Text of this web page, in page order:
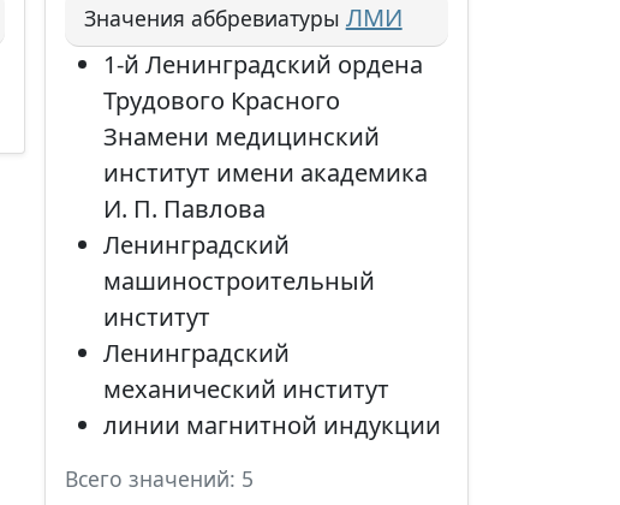
Значения аббревиатуры ЛМИ
1-й Ленинградский ордена
Трудового Красного
Знамени медицинский
институт имени академика
И. П. Павлова
Ленинградский
машиностроительный
институт
Ленинградский
механический институт
линии магнитной индукции
Всего значений: 5